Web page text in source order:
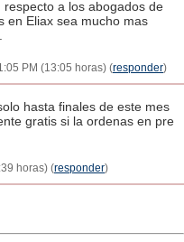
a los abogados de
en Eliax sea mucho mas
PM (13:05 horas) (responder)
hasta finales de este mes
gratis si la ordenas en pre
horas) (responder)